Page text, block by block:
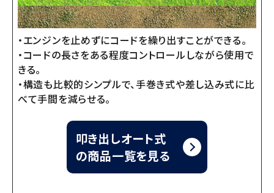
・エンジンを止めずにコードを繰り出すことができる。
・コードの長さをある程度コントロールしながら使用で
きる。
・構造も比較的シンプルで、手巻き式や差し込み式に比
べて手間を減らせる。
叩き出しオート式
の商品一覧を見る